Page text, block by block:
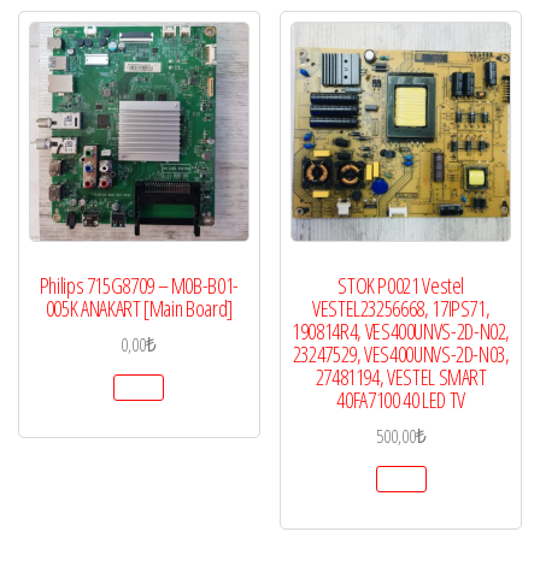
Philips 715G8709 – M0B-B01-
005K ANAKART [Main Board]
0,00₺
STOK P0021 Vestel
VESTEL23256668, 17IPS71,
190814R4, VES400UNVS-2D-N02,
23247529, VES400UNVS-2D-N03,
27481194, VESTEL SMART
40FA7100 40 LED TV
500,00₺